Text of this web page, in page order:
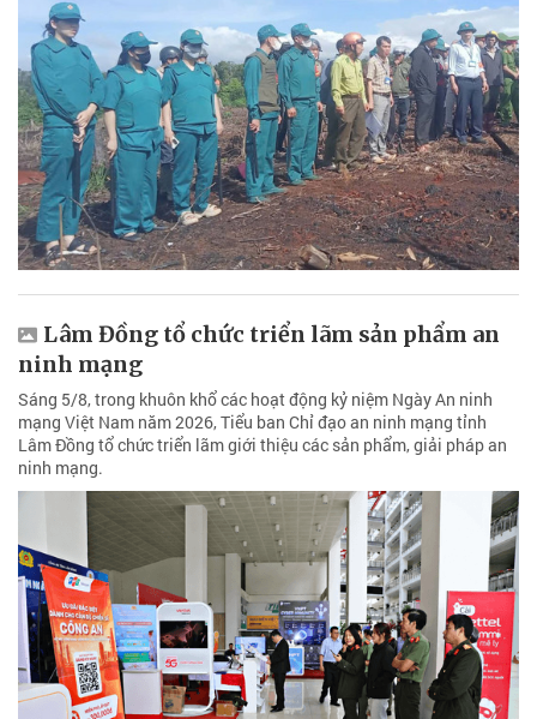
Lâm Đồng tổ chức triển lãm sản phẩm an
ninh mạng
Sáng 5/8, trong khuôn khổ các hoạt động kỷ niệm Ngày An ninh
mạng Việt Nam năm 2026, Tiểu ban Chỉ đạo an ninh mạng tỉnh
Lâm Đồng tổ chức triển lãm giới thiệu các sản phẩm, giải pháp an
ninh mạng.